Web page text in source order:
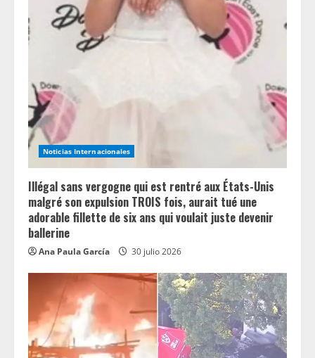
e
d
i
n
g
Noticias Internacionales
Illégal sans vergogne qui est rentré aux États-Unis
malgré son expulsion TROIS fois, aurait tué une
adorable fillette de six ans qui voulait juste devenir
ballerine
Ana Paula García 30 julio 2026